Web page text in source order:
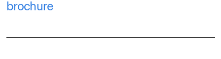
brochure